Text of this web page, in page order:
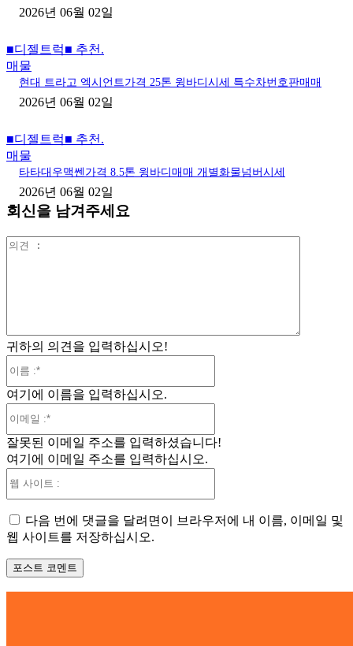
2026년 06월 02일
■디젤트럭■ 추천.
매물
현대 트라고 엑시언트가격 25톤 윙바디시세 특수차번호판매매
2026년 06월 02일
■디젤트럭■ 추천.
매물
타타대우맥쎈가격 8.5톤 윙바디매매 개별화물넘버시세
2026년 06월 02일
회신을 남겨주세요
귀하의 의견을 입력하십시오!
여기에 이름을 입력하십시오.
일
잘못된 이메일 주소를 입력하셨습니다!
여기에 이메일 주소를 입력하십시오.
트
다음 번에 댓글을 달려면이 브라우저에 내 이름, 이메일 및
웹 사이트를 저장하십시오.